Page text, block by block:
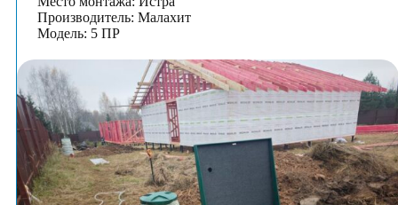
Производитель: Малахит
Модель: 5 ПР
Проиграть видео